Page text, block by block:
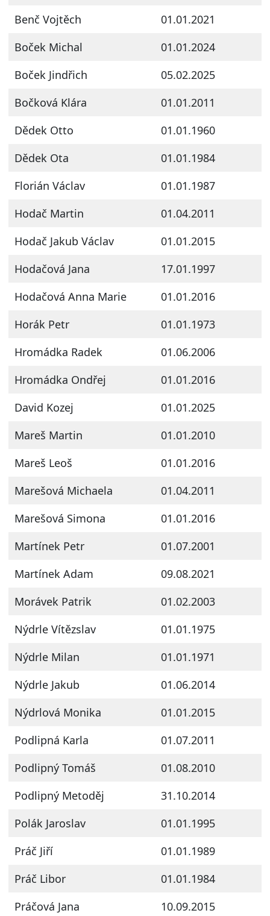
Benč Vojtěch
01.01.2021
Boček Michal
01.01.2024
Boček Jindřich
05.02.2025
Bočková Klára
01.01.2011
Dědek Otto
01.01.1960
Dědek Ota
01.01.1984
Florián Václav
01.01.1987
Hodač Martin
01.04.2011
Hodač Jakub Václav
01.01.2015
Hodačová Jana
17.01.1997
Hodačová Anna Marie
01.01.2016
Horák Petr
01.01.1973
Hromádka Radek
01.06.2006
Hromádka Ondřej
01.01.2016
David Kozej
01.01.2025
Mareš Martin
01.01.2010
Mareš Leoš
01.01.2016
Marešová Michaela
01.04.2011
Marešová Simona
01.01.2016
Martínek Petr
01.07.2001
Martínek Adam
09.08.2021
Morávek Patrik
01.02.2003
Nýdrle Vítězslav
01.01.1975
Nýdrle Milan
01.01.1971
Nýdrle Jakub
01.06.2014
Nýdrlová Monika
01.01.2015
Podlipná Karla
01.07.2011
Podlipný Tomáš
01.08.2010
Podlipný Metoděj
31.10.2014
Polák Jaroslav
01.01.1995
Práč Jiří
01.01.1989
Práč Libor
01.01.1984
Práčová Jana
10.09.2015